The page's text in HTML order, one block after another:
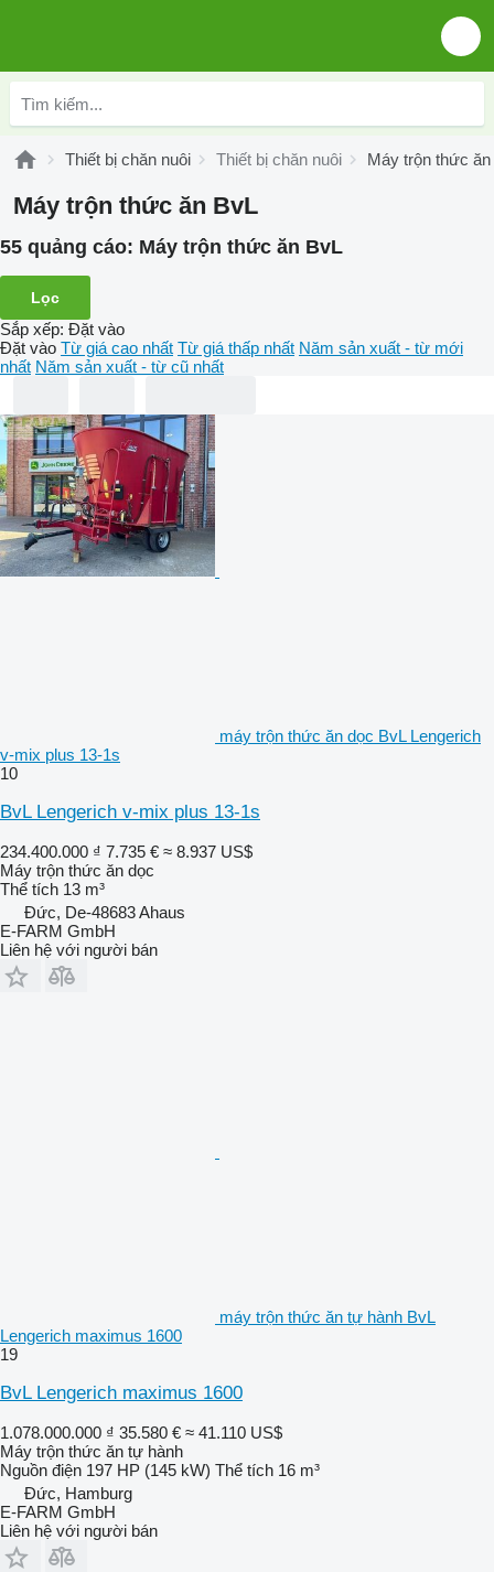
Thiết bị chăn nuôi Thiết bị chăn nuôi Máy trộn thức ăn
Máy trộn thức ăn BvL
55 quảng cáo: Máy trộn thức ăn BvL
Lọc
Sắp xếp: Đặt vào
Đặt vào Từ giá cao nhất Từ giá thấp nhất Năm sản xuất - từ mới
nhất Năm sản xuất - từ cũ nhất
máy trộn thức ăn dọc BvL Lengerich
v-mix plus 13-1s
10
BvL Lengerich v-mix plus 13-1s
234.400.000 ₫ 7.735 € ≈ 8.937 US$
Máy trộn thức ăn dọc
Thể tích 13 m³
Đức, De-48683 Ahaus
E-FARM GmbH
Liên hệ với người bán
máy trộn thức ăn tự hành BvL
Lengerich maximus 1600
19
BvL Lengerich maximus 1600
1.078.000.000 ₫ 35.580 € ≈ 41.110 US$
Máy trộn thức ăn tự hành
Nguồn điện 197 HP (145 kW) Thể tích 16 m³
Đức, Hamburg
E-FARM GmbH
Liên hệ với người bán